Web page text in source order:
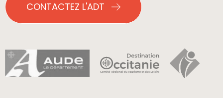
CONTACTEZ L'ADT